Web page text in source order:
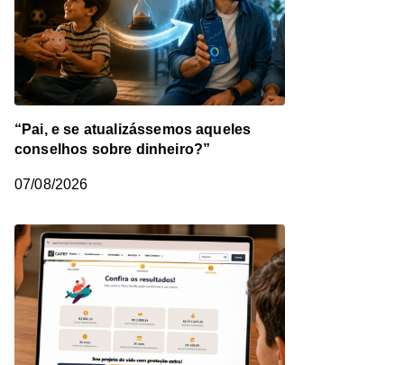
“Pai, e se atualizássemos aqueles
conselhos sobre dinheiro?”
07/08/2026